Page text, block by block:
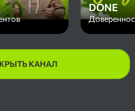
DONE
КАНАЛ